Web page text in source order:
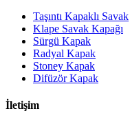
Taşıntı Kapaklı Savak
Klape Savak Kapağı
Sürgü Kapak
Radyal Kapak
Stoney Kapak
Difüzör Kapak
İletişim